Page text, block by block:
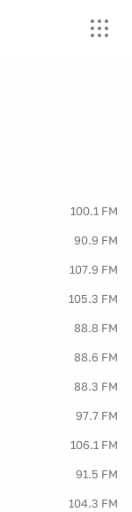
100.1 FM
90.9 FM
107.9 FM
105.3 FM
88.8 FM
88.6 FM
88.3 FM
97.7 FM
106.1 FM
91.5 FM
104.3 FM